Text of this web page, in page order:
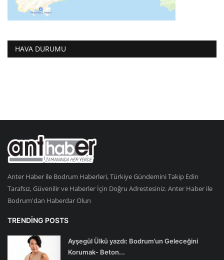
HAVA DURUMU
Anter Haber ile Bodrum Haberleri, Türkiye Gündemini Takip Edin
Tarafsız, Güvenilir ve Haberler İçin Doğru Adrestesiniz. Anter Haber ile
Bodrum'dan Haberdar Olun
TRENDING POSTS
Ayşegül Ülkü yazdı: Bodrum’un Geleceğini
Korumak- Beton...